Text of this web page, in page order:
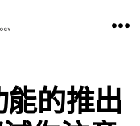
的推出